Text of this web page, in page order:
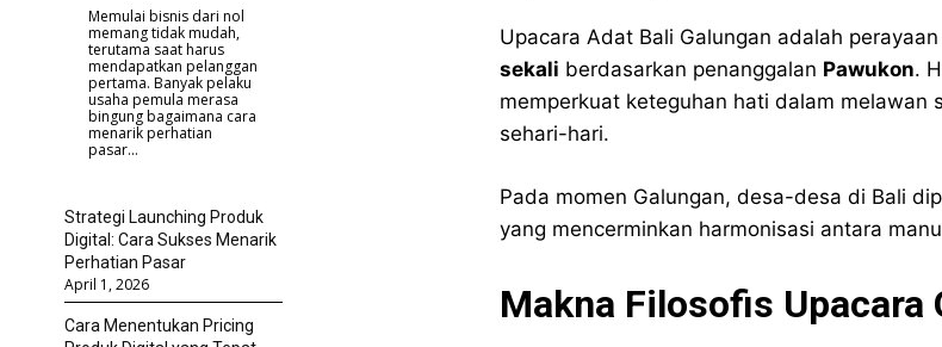
Memulai bisnis dari nol
memang tidak mudah,
terutama saat harus
mendapatkan pelanggan
pertama. Banyak pelaku
usaha pemula merasa
bingung bagaimana cara
menarik perhatian
pasar...
Strategi Launching Produk
Digital: Cara Sukses Menarik
Perhatian Pasar
April 1, 2026
Cara Menentukan Pricing
Upacara Adat Bali Galungan adalah
sekali berdasarkan penanggalan Pawukon.
memperkuat keteguhan hati dalam
sehari-hari.
Pada momen Galungan, desa-desa di Bali
yang mencerminkan harmonisasi antara
Makna Filosofis Upacara